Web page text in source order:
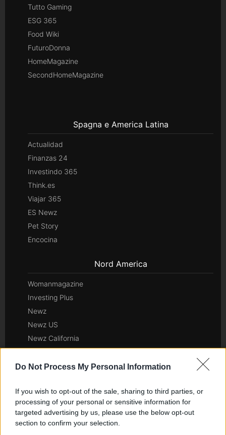
Do Not Process My Personal Information
If you wish to opt-out of the sale, sharing to third parties, or
processing of your personal or sensitive information for
targeted advertising by us, please use the below opt-out
section to confirm your selection.
Tutto Gaming
ESG 365
Food Wiki
FuturoDonna
HomeMagazine
SecondHomeMagazine
Spagna e America Latina
Actualidad
Finanzas 24
Investindo 365
Think.es
Viajar 365
ES Newz
Pet Story
Encocina
Nord America
Womanmagazine
Investing Plus
Newz
Newz US
Newz California
Newz Florida
Newz Pennsylvania
Newz Illinois
Newz Ohio